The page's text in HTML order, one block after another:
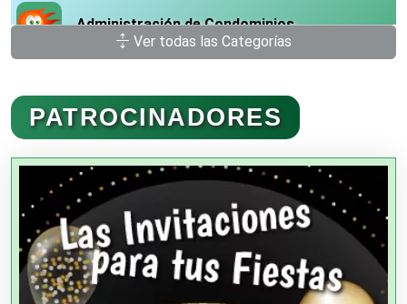
Administración de Condominios
Administración de Empresas
Agencias Aduanales
Agencias de Autos
Ver todas las Categorías
PATROCINADORES